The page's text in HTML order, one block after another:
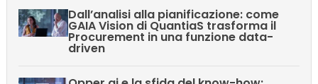
Dall’analisi alla pianificazione: come
GAIA Vision di QuantiaS trasforma il
Procurement in una funzione data-
driven